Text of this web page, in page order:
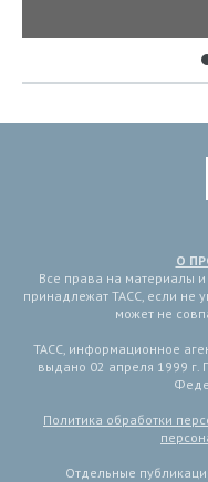
О
Все права на материалы
принадлежат ТАСС, если не
может не
ТАСС, информационное
выдано 02 апреля 1999 г.
Политика обработки
Отдельные